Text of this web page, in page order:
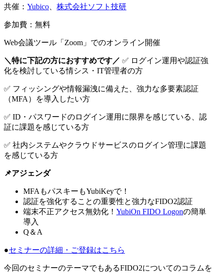
共催： Yubico 株式会社ソフト技研
参加費：無料
Web会議ツール「Zoom」でのオンライン開催
＼特に下記の方におすすめです／ ✅ ログイン運用や認証強
化を検討している情シス・IT管理者の方
✅ フィッシングや情報漏洩に備えた、強力な多要素認証
（MFA）を導入したい方
✅ ID・パスワードのログイン運用に限界を感じている、認
証に課題を感じている方
✅ 社内システムやクラウドサービスのログイン管理に課題
を感じている方
📌アジェンダ
MFAもパスキーもYubiKeyで！
認証を強化することの重要性と強力なFIDO2認証
端末不正アクセス無効化！ YubiOn FIDO Logonの簡単
導入​​​​​​
Q＆A
●セミナーの詳細・ご登録はこちら
今回のセミナーのテーマでもあるFIDO2についてのコラムを